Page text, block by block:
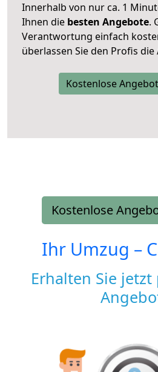
Innerhalb von nur ca. 1
Ihnen die besten Angebote.
Verantwortung einfach
überlassen Sie den Profis die
Kostenlose
Kostenlose
Ihr Umzug –
Erhalten Sie